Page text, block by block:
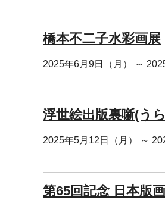
橋本不二子水彩画展
2025年6月9日（月） ～
浮世絵出版裏噺(う
2025年5月12日（月） ～
第65回記念 日本版